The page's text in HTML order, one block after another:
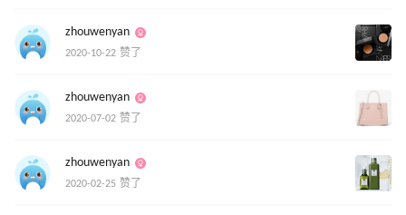
zhouwenyan
2020-10-22 赞了
zhouwenyan
2020-07-02 赞了
zhouwenyan
2020-02-25 赞了